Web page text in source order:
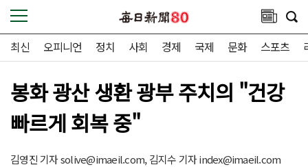
최신 오피니언 정치 사회 경제 국제 문화 스포츠
봉화 광산 생환 광부 주치의 "건강
빠르게 회복 중"
김영진 기자solive@imaeil.com,김지수 기자index@imaeil.com